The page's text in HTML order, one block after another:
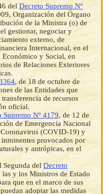
del Decreto Supremo Nº
Organización del Órgano
de la Ministra (o) de
gestionar, negociar y
externo, de
Internacional, en el
y Social, en
de Relaciones Exteriores
, de 18 de octubre de
de las Entidades que
de recursos
oficial.
Supremo Nº 4179, de 12 de
de Emergencia Nacional
(COVID-19) y
provocados por
y antrópicas, en el
Segunda delDecreto
las y los Ministros de Estado
que en el marco de sus
adoptar las medidas